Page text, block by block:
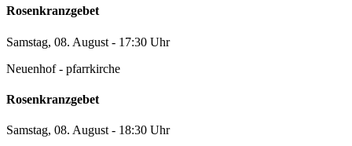
Rosenkranzgebet
Samstag, 08. August - 17:30 Uhr
Neuenhof - pfarrkirche
Rosenkranzgebet
Samstag, 08. August - 18:30 Uhr